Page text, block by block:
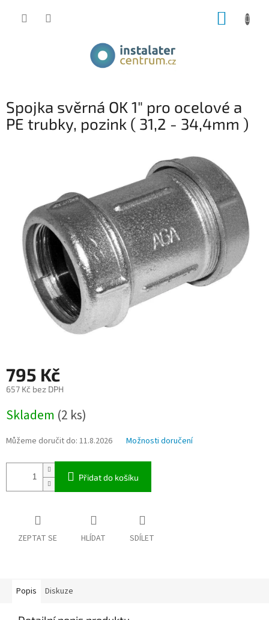
Spojka svěrná OK 1" pro ocelové a
PE trubky, pozink ( 31,2 - 34,4mm )
795 Kč
657 Kč bez DPH
cena:
Skladem (2 ks)
Můžeme doručit do: 11.8.2026 Možnosti doručení
Přidat do košíku
ZEPTAT SE HLÍDAT SDÍLET
Popis Diskuze